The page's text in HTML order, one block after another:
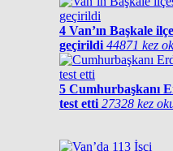
4 Van’ın Başkale
geçirildi 44871 kez
5 Cumhurbaşkanı
test etti 27328 kez